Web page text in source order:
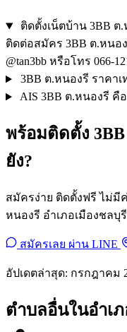
ติดตั้งเน็ตบ้าน 3BB ต
ติดต่อสมัคร 3BB ต.หนอ
@tan3bb หรือโทร 066-
3BB ต.หนองรี ราคาเ
AIS 3BB ต.หนองรี คื
พร้อมติดตั้ง
ยัง?
สมัครง่าย ติดตั้งฟรี ไม่มี
หนองรี อำเภอเมืองชลบุรี
สมัครเลย ผ่าน LINE
อัปเดตล่าสุด: กรกฎาคม
ตำบลอื่นในอำเ